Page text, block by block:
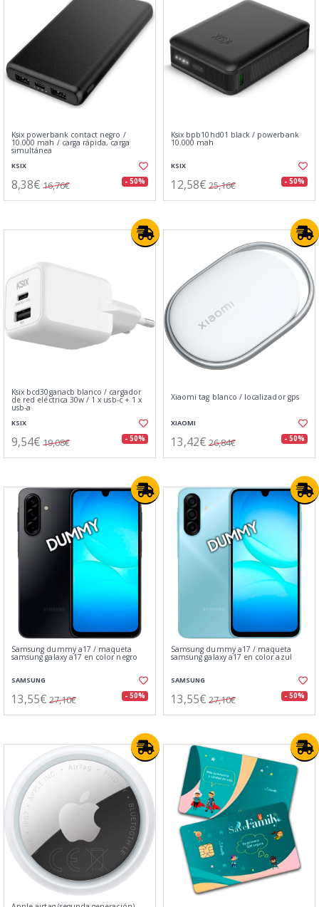
Ksix powerbank contact negro /
10.000 mah / carga rápida, carga
simultánea
KSIX
8,38€ 16,76€ - 50%
Ksix bpb10hd01 black / powerbank
10.000 mah
KSIX
12,58€ 25,16€ - 50%
Ksix bcd30ganacb blanco / cargador
de red eléctrica 30w / 1 x usb-c + 1 x
usb-a
KSIX
9,54€ 19,08€ - 50%
Xiaomi tag blanco / localizador gps
XIAOMI
13,42€ 26,84€ - 50%
Samsung dummy a17 / maqueta
samsung galaxy a17 en color negro
SAMSUNG
13,55€ 27,10€ - 50%
Samsung dummy a17 / maqueta
samsung galaxy a17 en color azul
SAMSUNG
13,55€ 27,10€ - 50%